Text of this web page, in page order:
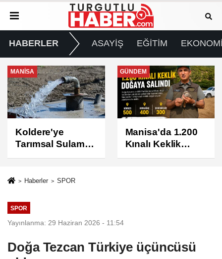
HABERLER ASAYİŞ EĞİTİM
GÜNDEM
Manisa'da 1.200
Kınalı Keklik
Doğaya Salındı
GÜNDEM
Turgutlu'da 8
Ağustos
Cumartesi Günü
Haberler SPOR
SPOR
Yayınlanma: 29 Haziran 2026 - 11:54
Doğa Tezcan Türkiye üçüncüsü